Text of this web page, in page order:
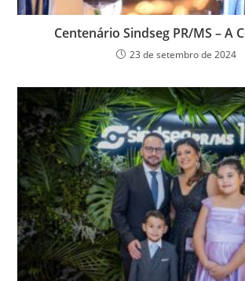
Centenário Sindseg PR/MS – A
23 de setembro de 2024